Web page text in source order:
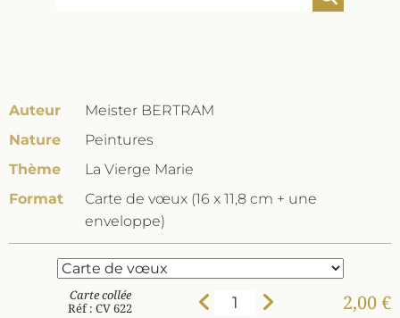
Auteur
Meister BERTRAM
Nature
Peintures
Thème
La Vierge Marie
Format
Carte de vœux (16 x 11,8 cm + une
enveloppe)
Carte collée
Réf : CV 622
2,00 €